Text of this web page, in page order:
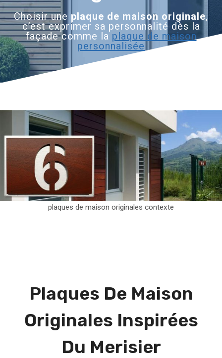
Choisir une plaque de maison originale,
c’est exprimer sa personnalité dès la
façade comme la plaque de maison
personnalisée
plaques de maison originales contexte
Plaques De Maison
Originales Inspirées
Du Merisier